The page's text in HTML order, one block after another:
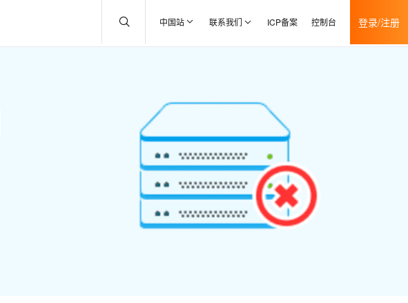
中国站 联系我们 ICP备案 控制台 登录/注册